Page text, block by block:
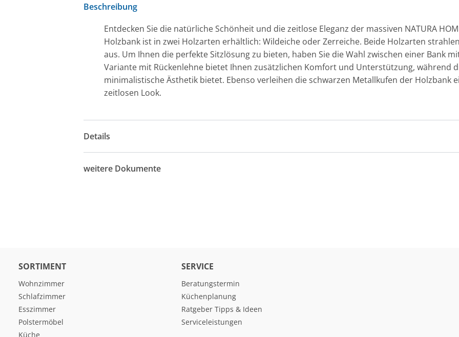
Beschreibung
Entdecken Sie die natürliche Schönheit und die zeitlose Eleganz der massiven NATURA
Holzbank ist in zwei Holzarten erhältlich: Wildeiche oder Zerreiche. Beide Holzarten
aus. Um Ihnen die perfekte Sitzlösung zu bieten, haben Sie die Wahl zwischen einer Bank
Variante mit Rückenlehne bietet Ihnen zusätzlichen Komfort und Unterstützung, während
minimalistische Ästhetik bietet. Ebenso verleihen die schwarzen Metallkufen der Holzbank
zeitlosen Look.
Details
weitere Dokumente
SORTIMENT
Wohnzimmer
Schlafzimmer
Esszimmer
Polstermöbel
Küche
SERVICE
Beratungstermin
Küchenplanung
Ratgeber Tipps & Ideen
Serviceleistungen